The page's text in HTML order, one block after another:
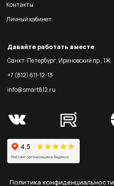
Контакты
Личный кабинет
Давайте работать вместе
Санкт-Петербург, Ириновский пр., 1Ж
+7 (812) 611-12-13
info@smart812.ru
Политика конфиденциальности